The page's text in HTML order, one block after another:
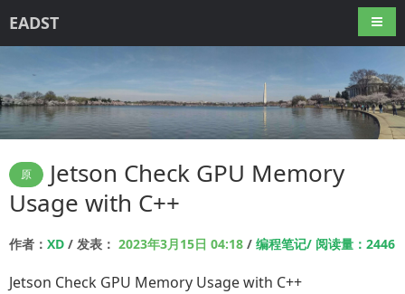
EADST 导航
原
Jetson Check GPU Memory
Usage with C++
作者： XD / 发表： 2023年3月15日 04:18 / 编程笔记/ 阅读量：2446
Jetson Check GPU Memory Usage with C++